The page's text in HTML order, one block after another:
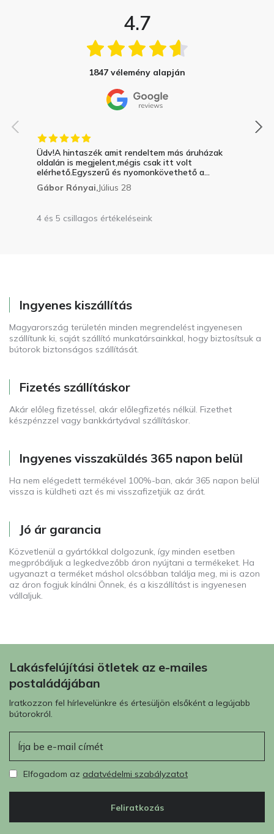
4.7
1847 vélemény alapján
Üdv!A hintaszék amit rendeltem más áruházak
oldalán is megjelent,mégis csak itt volt
elérhető.Egyszerű és nyomonkövethető a...
Gábor Rónyai,Július 28
4 és 5 csillagos értékeléseink
Ingyenes kiszállítás
Magyarország területén minden megrendelést ingyenesen
szállítunk ki, saját szállító munkatársainkkal, hogy biztosítsuk a
bútorok biztonságos szállítását.
Fizetés szállításkor
Akár előleg fizetéssel, akár előlegfizetés nélkül. Fizethet
készpénzzel vagy bankkártyával szállításkor.
Ingyenes visszaküldés 365 napon belül
Ha nem elégedett termékével 100%-ban, akár 365 napon belül
vissza is küldheti azt és mi visszafizetjük az árát.
Jó ár garancia
Közvetlenül a gyártókkal dolgozunk, így minden esetben
megpróbáljuk a legkedvezőbb áron nyújtani a termékeket. Ha
ugyanazt a terméket máshol olcsóbban találja meg, mi is azon
az áron fogjuk kínálni Önnek, és a kiszállítást is ingyenesen
vállaljuk.
Lakásfelújítási ötletek az e-mailes
postaládájában
Iratkozzon fel hírlevelünkre és értesüljön elsőként a legújabb
bútorokról.
Elfogadom az adatvédelmi szabályzatot
Feliratkozás